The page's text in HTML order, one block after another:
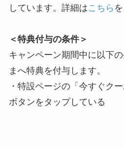
しています。詳細はこちら
＜特典付与の条件＞
キャンペーン期間中に以下
まへ特典を付与します。
・特設ページの「今すぐク
ボタンをタップしている